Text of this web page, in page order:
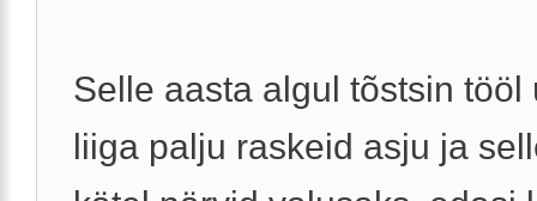
Selle aasta algul tõstsin tööl
liiga palju raskeid asju ja